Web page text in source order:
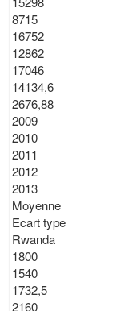
8715
16752
12862
17046
14134,6
2676,88
2009
2010
2011
2012
2013
Moyenne
Ecart type
Rwanda
1800
1540
1732,5
2160